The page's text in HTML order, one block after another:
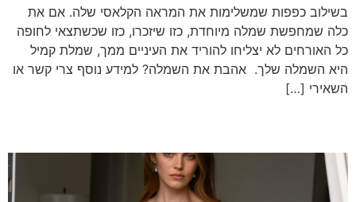
בשילוב כפפות שמשלימות את המראה הקלאסי שלה. אם את
כלה שמחפשת שמלה מיוחדת, כזו שיזכרו, כזו שכשתצאי לחופה
כל האורחים לא יצליחו להוריד את העיניים ממך, שמלת קמיל
היא השמלה שלך. אהבת את השמלה? למידע נוסף צרי קשר או
השאירי […]